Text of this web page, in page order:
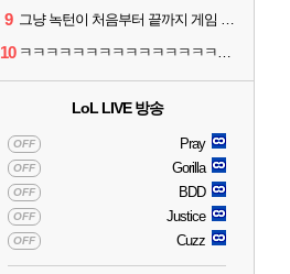
9 그냥 녹턴이 처음부터 끝까지 게임 지게 굴려줬는데
10 ㅋㅋㅋㅋㅋㅋㅋㅋㅋㅋㅋㅋㅋㅋㅋㅋㅋㅋ
LoL LIVE 방송
OFF Pray
OFF Gorilla
OFF BDD
OFF Justice
OFF Cuzz